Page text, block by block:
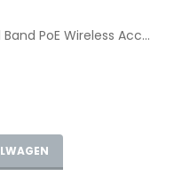
PoE Wireless Acc...